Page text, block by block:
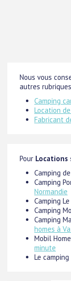
Nous vous
autres
Camping
Location
Fabricant
Pour Locations
Camping
Camping
Normandie
Camping
Camping
Camping
homes à
Mobil
minute
Le